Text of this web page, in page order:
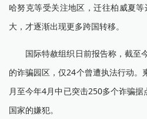
哈努克等受关注地区，迁往柏威夏
大，才逐渐出现更多跨国转移。
国际特赦组织日前报告称，截至
的诈骗园区，仅24个曾遭执法行动
月至今年4月中已突击250多个诈骗
国家的嫌犯。